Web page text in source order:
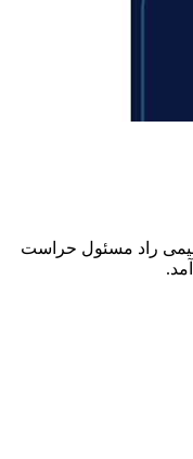
راد مسئول حراست